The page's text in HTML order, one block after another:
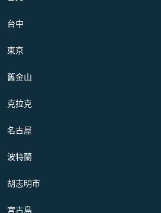
台中
東京
舊金山
克拉克
名古屋
波特蘭
胡志明市
宮古島